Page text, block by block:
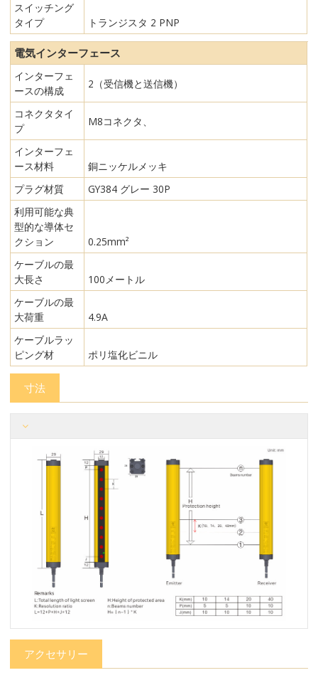
スイッチング
タイプ
トランジスタ 2 PNP
電気インターフェース
インターフェ
ースの構成
2（受信機と送信機）
コネクタタイ
プ
M8コネクタ、
インターフェ
ース材料
銅ニッケルメッキ
プラグ材質
GY384 グレー 30P
利用可能な典
型的な導体セ
クション
0.25mm²
ケーブルの最
大長さ
100メートル
ケーブルの最
大荷重
4.9A
ケーブルラッ
ピング材
ポリ塩化ビニル
寸法
アクセサリー